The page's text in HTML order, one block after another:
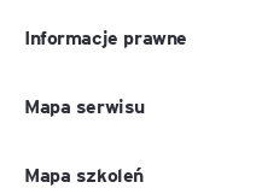
Informacje prawne
Mapa serwisu
Mapa szkoleń